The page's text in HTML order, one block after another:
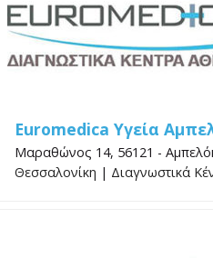
Euromedica Υγεία
Μαραθώνος 14, 56121 -
Θεσσαλονίκη | Διαγνωστικά